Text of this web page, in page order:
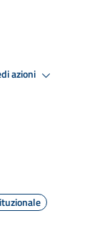
azioni